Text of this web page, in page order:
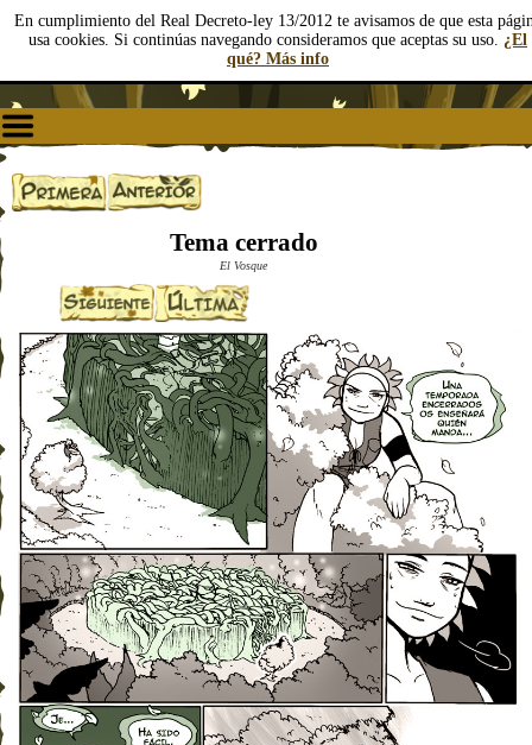
En cumplimiento del Real Decreto-ley 13/2012 te avisamos de que esta
usa cookies. Si continúas navegando consideramos que aceptas su uso. ¿El
qué? Más info
Tema cerrado
El Vosque